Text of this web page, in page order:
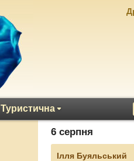
Туристична
6 серпня
Ілля Буяльський